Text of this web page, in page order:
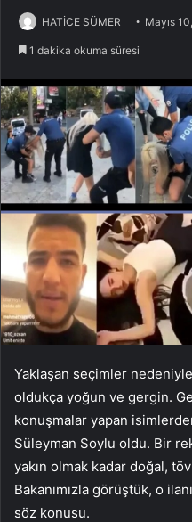
HATİCE SÜMER Mayıs
1 dakika okuma süresi
Yaklaşan seçimler
oldukça yoğun ve gergin.
konuşmalar yapan
Süleyman Soylu oldu. Bir
yakın olmak kadar doğal,
Bakanımızla görüştük, o
söz konusu.